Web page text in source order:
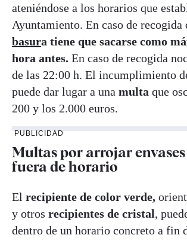
ateniéndose a los horarios que
Ayuntamiento. En caso de recogida
basura tiene que sacarse como
hora antes. En caso de recogida
de las 22:00 h. El incumplimiento
puede dar lugar a una multa que
200 y los 2.000 euros.
PUBLICIDAD
Multas por arrojar
fuera de horario
El recipiente de color verde,
y otros recipientes de cristal,
dentro de un horario concreto a fin